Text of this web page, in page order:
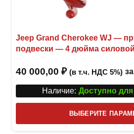
Jeep Grand Cherokee WJ —
подвески — 4 дюйма
40 000,00 ₽ (в т.ч. НДС 5%) за
Наличие: Доступно для
ВЫБЕРИТЕ